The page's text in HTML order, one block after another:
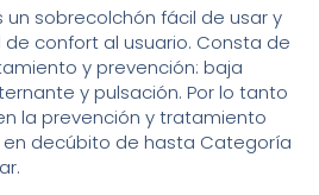
un sobrecolchón fácil de usar y
confort al usuario. Consta de
y prevención: baja
y pulsación. Por lo tanto
la prevención y tratamiento
en decúbito de hasta Categoría